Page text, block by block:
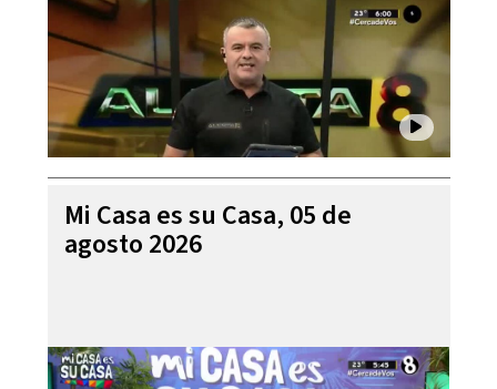
Mi Casa es su Casa, 05 de
agosto 2026